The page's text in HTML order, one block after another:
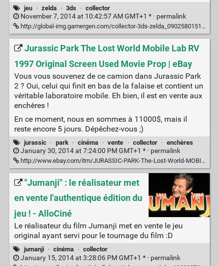
jeu · zelda · 3ds · collector
November 7, 2014 at 10:42:57 AM GMT+1 * · permalink
http://global-img.gamergen.com/collector-3ds-zelda_090258015100787168.jpg
Jurassic Park The Lost World Mobile Lab RV
1997 Original Screen Used Movie Prop | eBay
Vous vous souvenez de ce camion dans Jurassic Park
2 ? Oui, celui qui finit en bas de la falaise et contient un
véritable laboratoire mobile. Eh bien, il est en vente aux
enchères !
En ce moment, nous en sommes à 11000$, mais il
reste encore 5 jours. Dépêchez-vous ;)
jurassic · park · cinéma · vente · collector · enchères
January 30, 2014 at 7:24:00 PM GMT+1 * · permalink
http://www.ebay.com/itm/JURASSIC-PARK-The-Lost-World-MOBILE-LAB-RV-1997-Original-Screen-Used-Movie-Prop/331115447671
"Jumanji" : le réalisateur met
en vente l'authentique édition du
jeu ! - AlloCiné
Le réalisateur du film Jumanji met en vente le jeu
original ayant servi pour le tournage du film :D
jumanji · cinéma · collector
January 15, 2014 at 3:28:06 PM GMT+1 * · permalink